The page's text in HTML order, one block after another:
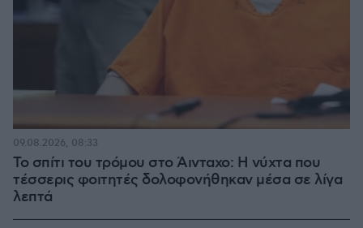
Το σπίτι του τρόμου στο Άινταχο: Η νύχτα που
τέσσερις φοιτητές δολοφονήθηκαν μέσα σε λίγα
λεπτά
09.08.2026, 08:33